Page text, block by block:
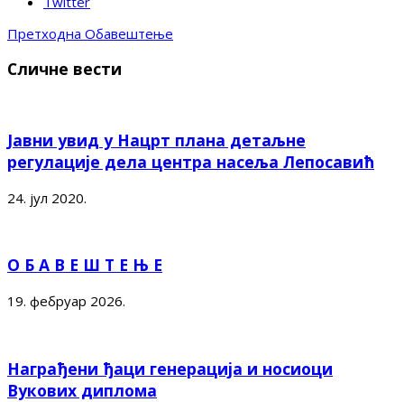
Претходна Обавештење
Сличне вести
Јавни увид у Нацрт плана детаљне
регулације дела центра насеља Лепосавић
24. јул 2020.
О Б А В Е Ш Т Е Њ Е
19. фебруар 2026.
Награђени ђаци генерација и носиоци
Вукових диплома